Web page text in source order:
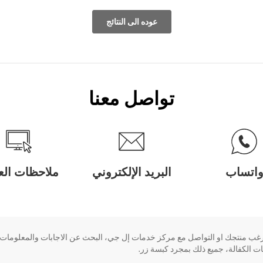
عوده الى النتائج
تواصل معنا
واتساب البريد الإلكتروني ملاحظات
او التواصل مع مركز خدمات إل جي، البحث عن الاجابات والمعلومات
الكفالة، جميع ذلك بمجرد كبسة زر.